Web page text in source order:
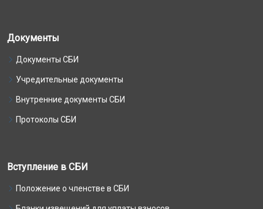
Документы
Документы СБИ
Учредительные документы
Внутренние документы СБИ
Протоколы СБИ
Вступление в СБИ
Положение о членстве в СБИ